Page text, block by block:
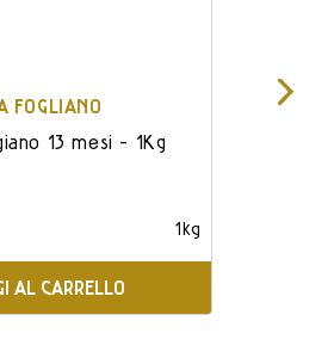
FOGLIANO
13 mesi - 1Kg
1kg
AL CARRELLO
CASEIFICIO